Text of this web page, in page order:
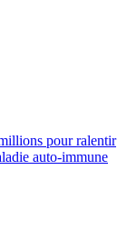
pour ralentir
auto-immune